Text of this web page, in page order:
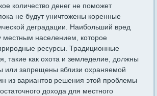
количество денег не поможет
не будут уничтожены коренные
деградации. Наибольший вред
местным населением, которое
ресурсы. Традиционные
такие как охота и земледелие, должны
или запрещены вблизи охраняемой
из вариантов решения этой проблемы
дохода для местного